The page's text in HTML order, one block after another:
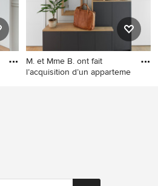
M. et Mme B. ont fait
l’acquisition d’un apparteme